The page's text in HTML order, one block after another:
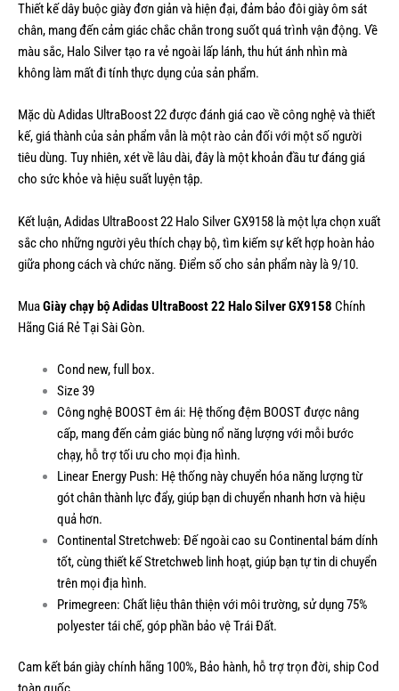
Thiết kế dây buộc giày đơn giản và hiện đại, đảm bảo đôi giày ôm sát
chân, mang đến cảm giác chắc chắn trong suốt quá trình vận động. Về
màu sắc, Halo Silver tạo ra vẻ ngoài lấp lánh, thu hút ánh nhìn mà
không làm mất đi tính thực dụng của sản phẩm.
Mặc dù Adidas UltraBoost 22 được đánh giá cao về công nghệ và thiết
kế, giá thành của sản phẩm vẫn là một rào cản đối với một số người
tiêu dùng. Tuy nhiên, xét về lâu dài, đây là một khoản đầu tư đáng giá
cho sức khỏe và hiệu suất luyện tập.
Kết luận, Adidas UltraBoost 22 Halo Silver GX9158 là một lựa chọn xuất
sắc cho những người yêu thích chạy bộ, tìm kiếm sự kết hợp hoàn hảo
giữa phong cách và chức năng. Điểm số cho sản phẩm này là 9/10.
MuaGiày chạy bộ Adidas UltraBoost 22 Halo Silver GX9158 Chính
Hãng Giá Rẻ Tại Sài Gòn.
Cond new, full box.
Size 39
Công nghệ BOOST êm ái: Hệ thống đệm BOOST được nâng
cấp, mang đến cảm giác bùng nổ năng lượng với mỗi bước
chạy, hỗ trợ tối ưu cho mọi địa hình.
Linear Energy Push: Hệ thống này chuyển hóa năng lượng từ
gót chân thành lực đẩy, giúp bạn di chuyển nhanh hơn và hiệu
quả hơn.
Continental Stretchweb: Đế ngoài cao su Continental bám dính
tốt, cùng thiết kế Stretchweb linh hoạt, giúp bạn tự tin di chuyển
trên mọi địa hình.
Primegreen: Chất liệu thân thiện với môi trường, sử dụng 75%
polyester tái chế, góp phần bảo vệ Trái Đất.
Cam kết bán giày chính hãng 100%, Bảo hành, hỗ trợ trọn đời, ship Cod